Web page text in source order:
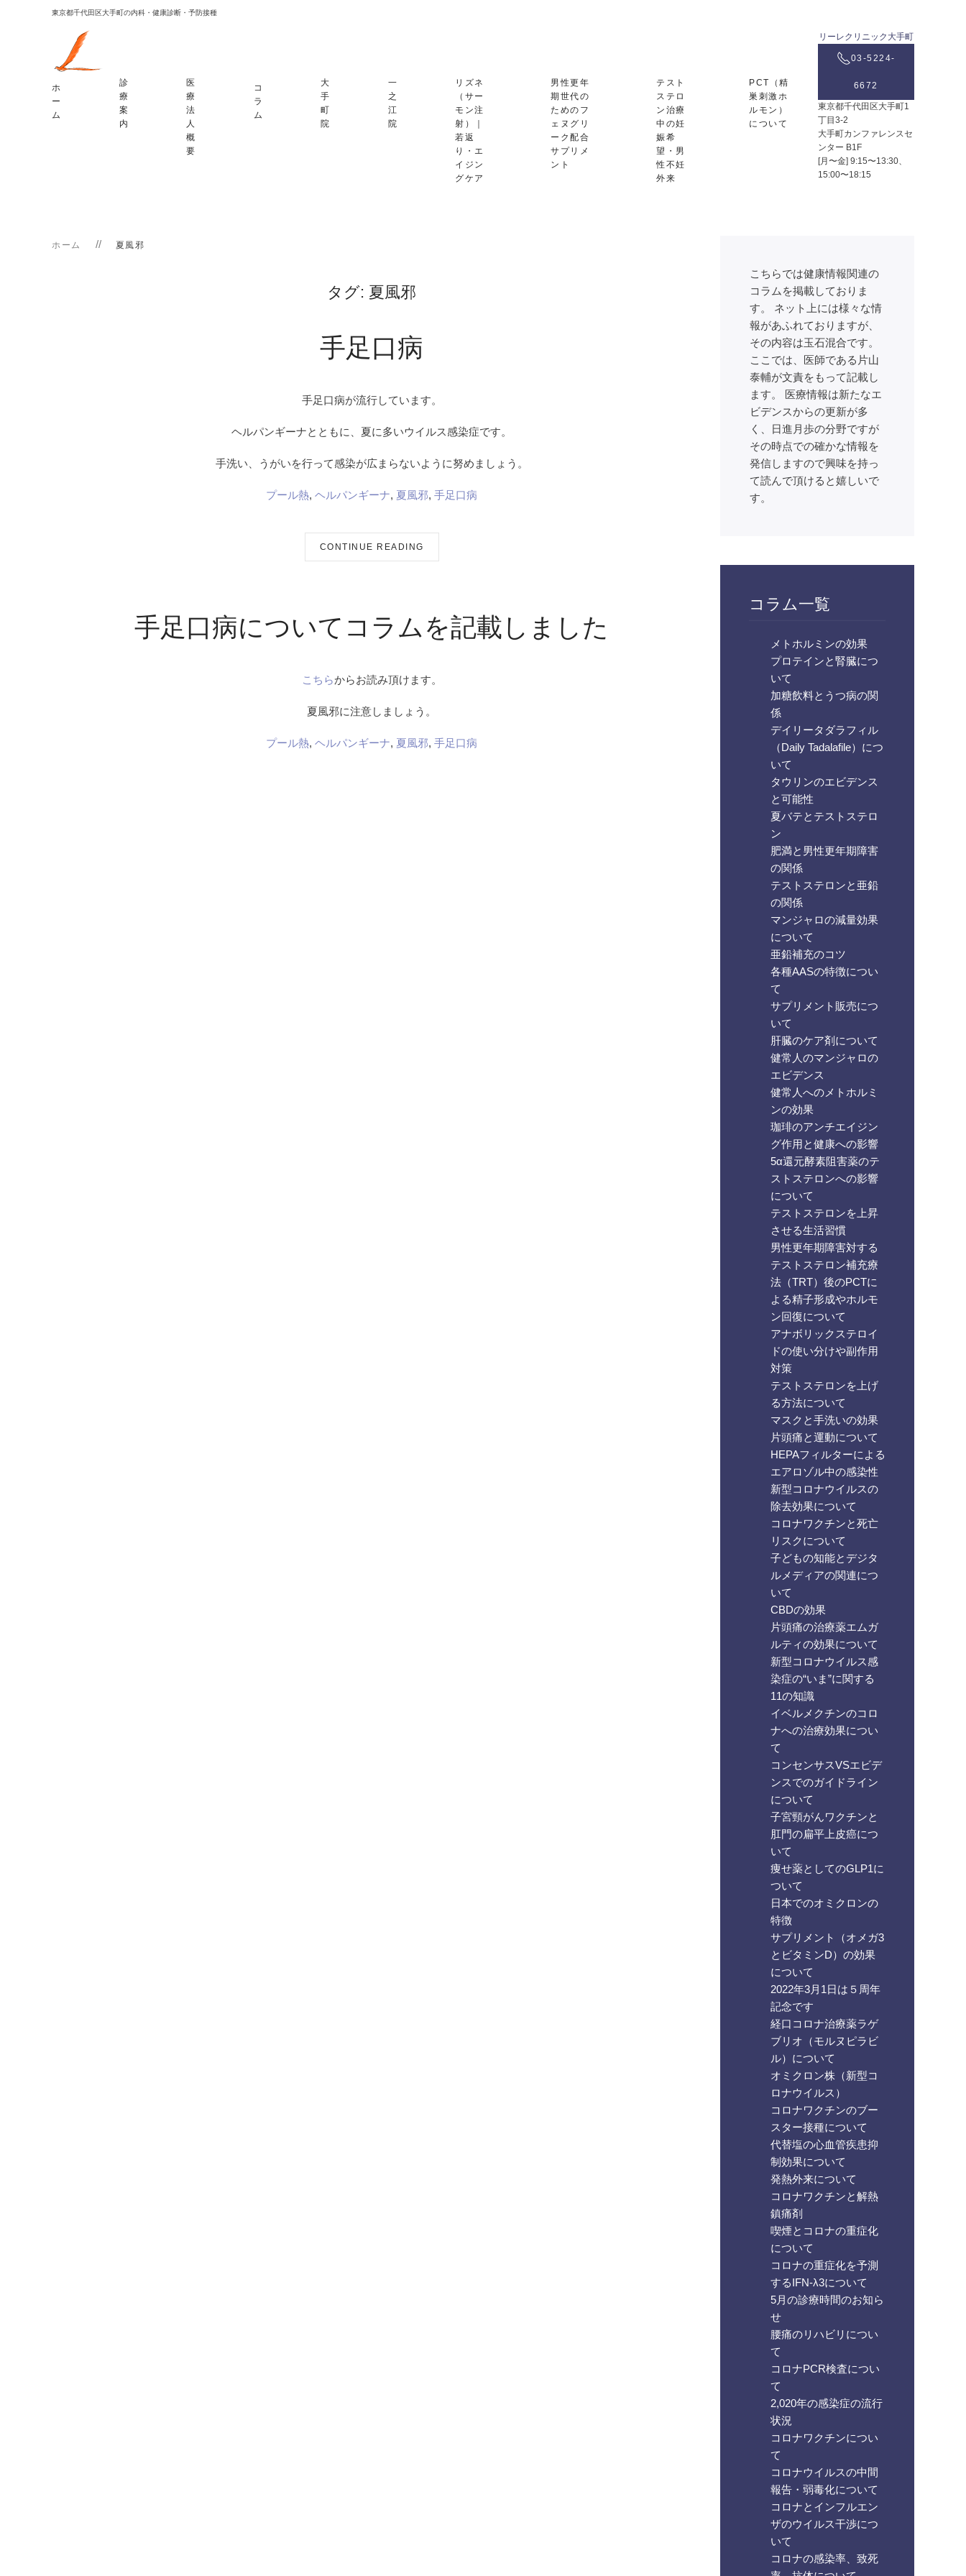
東京都千代田区大手町の内科・健康診断・予防接種
ホ
ー
ム
診
療
案
内
医
療
法
人
概
要
コ
ラ
ム
大
手
町
院
一
之
江
院
リズネ
（サー
モン注
射）｜
若返
り・エ
イジン
グケア
男性更年
期世代の
ためのフ
ェヌグリ
ーク配合
サプリメ
ント
テスト
ステロ
ン治療
中の妊
娠希
望・男
性不妊
外来
PCT（精
巣刺激ホ
ルモン）
について
リーレクリニック大手町
03-5224-
6672
東京都千代田区大手町1
丁目3-2
大手町カンファレンスセ
ンター B1F
[月〜金] 9:15〜13:30、
15:00〜18:15
ホーム 夏風邪
タグ: 夏風邪
手足口病
手足口病が流行しています。
ヘルパンギーナとともに、夏に多いウイルス感染症です。
手洗い、うがいを行って感染が広まらないように努めましょう。
プール熱, ヘルパンギーナ, 夏風邪, 手足口病
CONTINUE READING
手足口病についてコラムを記載しました
こちらからお読み頂けます。
夏風邪に注意しましょう。
プール熱, ヘルパンギーナ, 夏風邪, 手足口病
こちらでは健康情報関連の
コラムを掲載しておりま
す。 ネット上には様々な情
報があふれておりますが、
その内容は玉石混合です。
ここでは、医師である片山
泰輔が文責をもって記載し
ます。 医療情報は新たなエ
ビデンスからの更新が多
く、日進月歩の分野ですが
その時点での確かな情報を
発信しますので興味を持っ
て読んで頂けると嬉しいで
す。
コラム一覧
メトホルミンの効果
プロテインと腎臓につ
いて
加糖飲料とうつ病の関
係
デイリータダラフィル
（Daily Tadalafile）につ
いて
タウリンのエビデンス
と可能性
夏バテとテストステロ
ン
肥満と男性更年期障害
の関係
テストステロンと亜鉛
の関係
マンジャロの減量効果
について
亜鉛補充のコツ
各種AASの特徴につい
て
サプリメント販売につ
いて
肝臓のケア剤について
健常人のマンジャロの
エビデンス
健常人へのメトホルミ
ンの効果
珈琲のアンチエイジン
グ作用と健康への影響
5α還元酵素阻害薬のテ
ストステロンへの影響
について
テストステロンを上昇
させる生活習慣
男性更年期障害対する
テストステロン補充療
法（TRT）後のPCTに
よる精子形成やホルモ
ン回復について
アナボリックステロイ
ドの使い分けや副作用
対策
テストステロンを上げ
る方法について
マスクと手洗いの効果
片頭痛と運動について
HEPAフィルターによる
エアロゾル中の感染性
新型コロナウイルスの
除去効果について
コロナワクチンと死亡
リスクについて
子どもの知能とデジタ
ルメディアの関連につ
いて
CBDの効果
片頭痛の治療薬エムガ
ルティの効果について
新型コロナウイルス感
染症の“いま”に関する
11の知識
イベルメクチンのコロ
ナへの治療効果につい
て
コンセンサスVSエビデ
ンスでのガイドライン
について
子宮頸がんワクチンと
肛門の扁平上皮癌につ
いて
痩せ薬としてのGLP1に
ついて
日本でのオミクロンの
特徴
サプリメント（オメガ3
とビタミンD）の効果
について
2022年3月1日は５周年
記念です
経口コロナ治療薬ラゲ
ブリオ（モルヌピラビ
ル）について
オミクロン株（新型コ
ロナウイルス）
コロナワクチンのブー
スター接種について
代替塩の心血管疾患抑
制効果について
発熱外来について
コロナワクチンと解熱
鎮痛剤
喫煙とコロナの重症化
について
コロナの重症化を予測
するIFN-λ3について
5月の診療時間のお知ら
せ
腰痛のリハビリについ
て
コロナPCR検査につい
て
2,020年の感染症の流行
状況
コロナワクチンについ
て
コロナウイルスの中間
報告・弱毒化について
コロナとインフルエン
ザのウイルス干渉につ
いて
コロナの感染率、致死